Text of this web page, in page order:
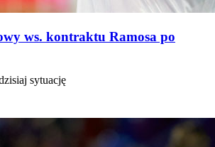
ws. kontraktu Ramosa po
sytuację